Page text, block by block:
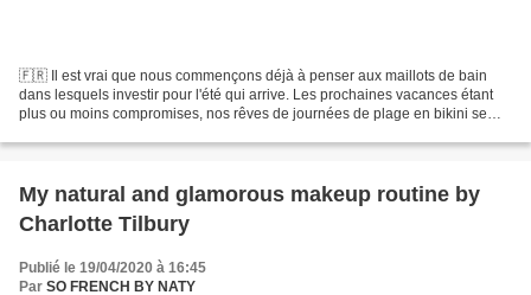
🇫🇷 Il est vrai que nous commençons déjà à penser aux maillots de bain
dans lesquels investir pour l'été qui arrive. Les prochaines vacances étant
plus ou moins compromises, nos rêves de journées de plage en bikini se
My natural and glamorous makeup routine by
Charlotte Tilbury
Publié le 19/04/2020 à 16:45
Par SO FRENCH BY NATY